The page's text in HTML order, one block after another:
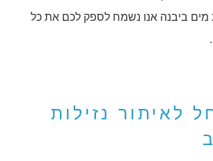
מים ביבנה אנו נשמח לספק לכם את כל
לאיתור נזילות